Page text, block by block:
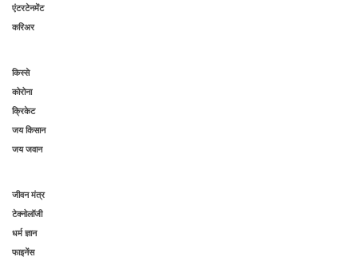
एंटरटेनमेंट
करिअर
किस्से
कोरोना
क्रिकेट
जय किसान
जय जवान
जीवन मंत्र
टेक्नोलॉजी
धर्म ज्ञान
फाइनेंस